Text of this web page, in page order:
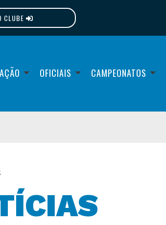
CLUBE
OFICIAIS CAMPEONATOS